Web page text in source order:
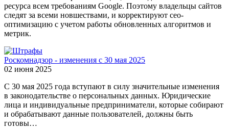
ресурса всем требованиям Google. Поэтому владельцы сайтов
следят за всеми новшествами, и корректируют сео-
оптимизацию с учетом работы обновленных алгоритмов и
метрик.
Роскомнадзор - изменения с 30 мая 2025
02 июня 2025
С 30 мая 2025 года вступают в силу значительные изменения
в законодательстве о персональных данных. Юридические
лица и индивидуальные предприниматели, которые собирают
и обрабатывают данные пользователей, должны быть
готовы…